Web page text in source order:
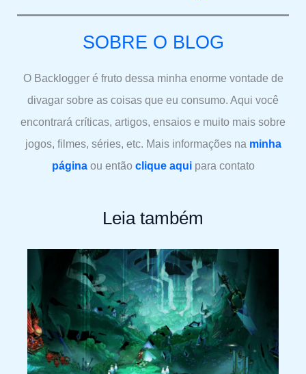
SOBRE O BLOG
O Backlogger é fruto dessa minha enorme vontade de
divagar sobre as coisas que eu consumo. Aqui você
encontrará críticas, artigos, ensaios e muito mais sobre
jogos, filmes, séries, etc. Mais informações na minha
páginaou então clique aquipara contato
Leia também